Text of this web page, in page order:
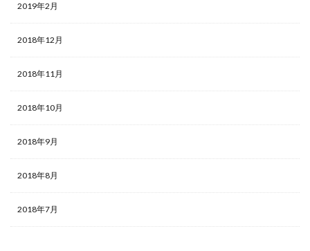
2019年2月
2018年12月
2018年11月
2018年10月
2018年9月
2018年8月
2018年7月